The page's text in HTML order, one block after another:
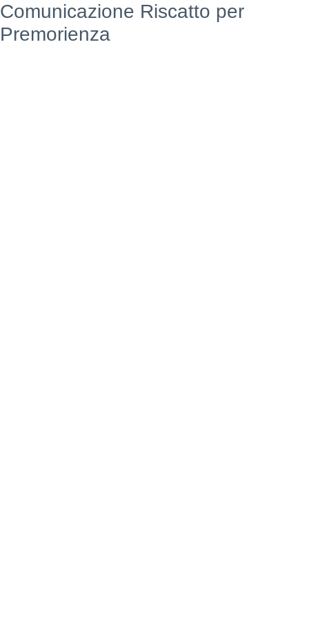
Comunicazione Riscatto per
Premorienza